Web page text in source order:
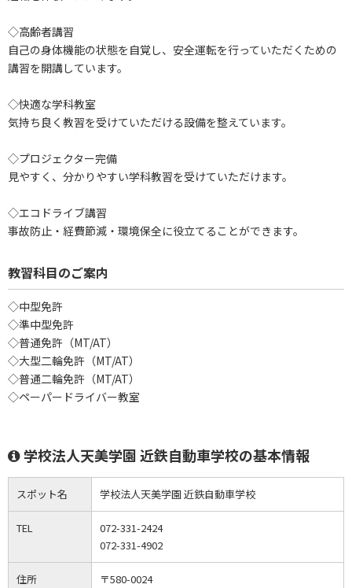
◇高齢者講習
自己の身体機能の状態を自覚し、安全運転を行っていただくための
講習を開講しています。
◇快適な学科教室
気持ち良く教習を受けていただける設備を整えています。
◇プロジェクター完備
見やすく、分かりやすい学科教習を受けていただけます。
◇エコドライブ講習
事故防止・経費節減・環境保全に役立てることができます。
教習科目のご案内
◇中型免許
◇準中型免許
◇普通免許（MT/AT）
◇大型二輪免許（MT/AT）
◇普通二輪免許（MT/AT）
◇ペーパードライバー教室
学校法人天美学園 近鉄自動車学校の基本情報
スポット名 学校法人天美学園 近鉄自動車学校
TEL
072-331-2424
072-331-4902
住所
〒580-0024